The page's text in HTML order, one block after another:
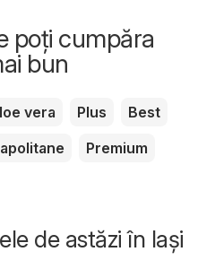
poți cumpăra
bun
vera Plus
Best
Premium
de astăzi în Iași